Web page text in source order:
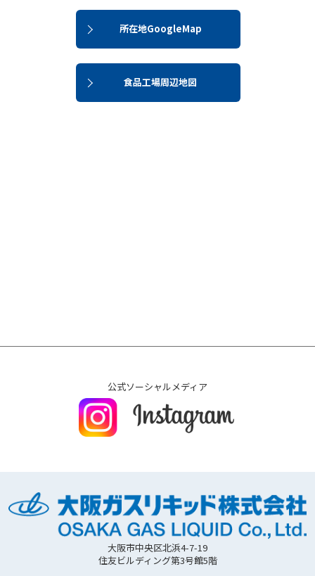
所在地GoogleMap
食品工場周辺地図
公式ソーシャルメディア
大阪市中央区北浜4-7-19
住友ビルディング第3号館5階